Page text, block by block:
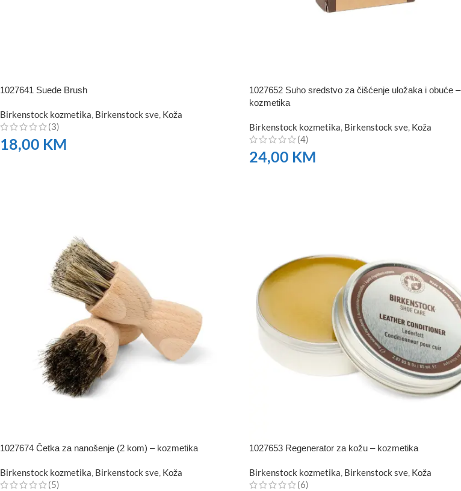
1027641 Suede Brush
Birkenstock kozmetika, Birkenstock sve, Koža
(3)
18,00 KM
1027652 Suho sredstvo za čišćenje uložaka i obuće –
kozmetika
Birkenstock kozmetika, Birkenstock sve, Koža
(4)
24,00 KM
1027674 Četka za nanošenje (2 kom) – kozmetika
Birkenstock kozmetika, Birkenstock sve, Koža
(5)
1027653 Regenerator za kožu – kozmetika
Birkenstock kozmetika, Birkenstock sve, Koža
(6)